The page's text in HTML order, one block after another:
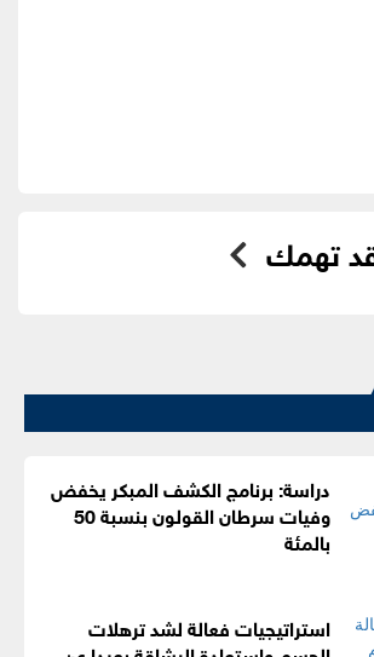
تهمك
دراسة: برنامج الكشف المبكر يخفض
وفيات سرطان القولون بنسبة 50
بالمئة
استراتيجيات فعالة لشد ترهلات